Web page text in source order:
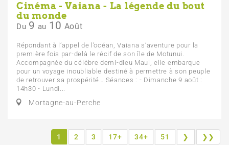
Cinéma - Vaiana - La légende du bout
du monde
Du 9 au 10 Août
Répondant à l’appel de l’océan, Vaiana s’aventure pour la
première fois par-delà le récif de son île de Motunui.
Accompagnée du célèbre demi-dieu Maui, elle embarque
pour un voyage inoubliable destiné à permettre à son peuple
de retrouver sa prospérité… Séances : - Dimanche 9 août :
14h30 - Lundi...
Mortagne-au-Perche
1 2 3 17+ 34+ 51 ❯ ❯❯